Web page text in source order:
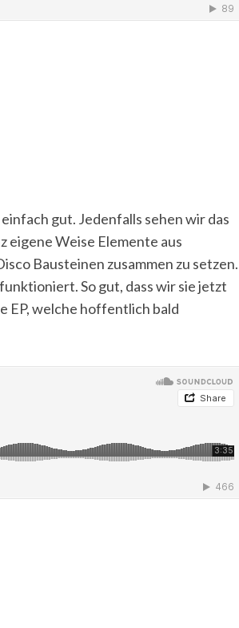
einfach gut. Jedenfalls sehen wir das
eigene Weise Elemente aus
Bausteinen zusammen zu setzen.
So gut, dass wir sie jetzt
EP, welche hoffentlich bald